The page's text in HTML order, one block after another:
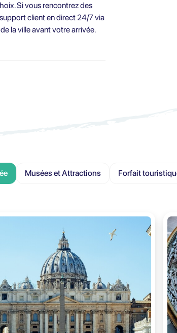
Si vous rencontrez des
client en direct 24/7 via
la ville avant votre arrivée.
Musées et Attractions Forfait